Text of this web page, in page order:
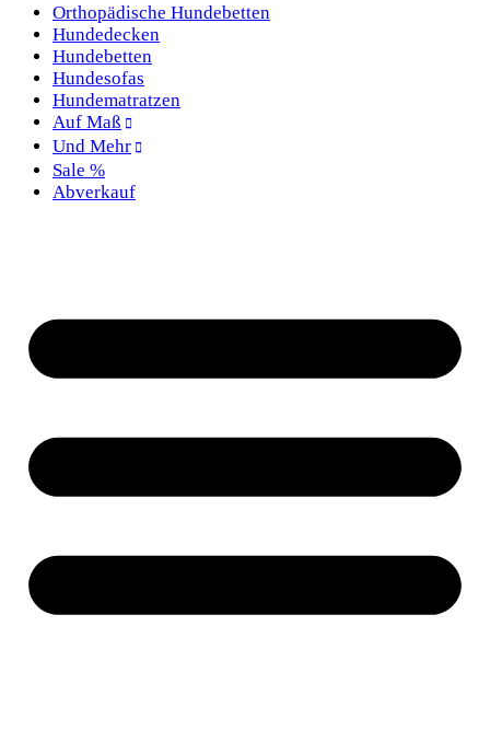
Orthopädische Hundebetten
Hundedecken
Hundebetten
Hundesofas
Hundematratzen
Auf Maß
Und Mehr
Sale %
Abverkauf